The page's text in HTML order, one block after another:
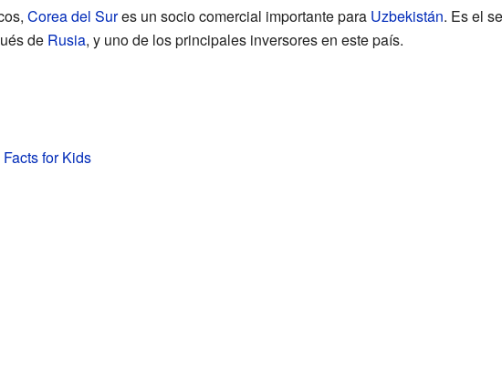
Corea del Sures un socio comercial importante para Uzbekistán. Es el
de Rusia, y uno de los principales inversores en este país.
for Kids